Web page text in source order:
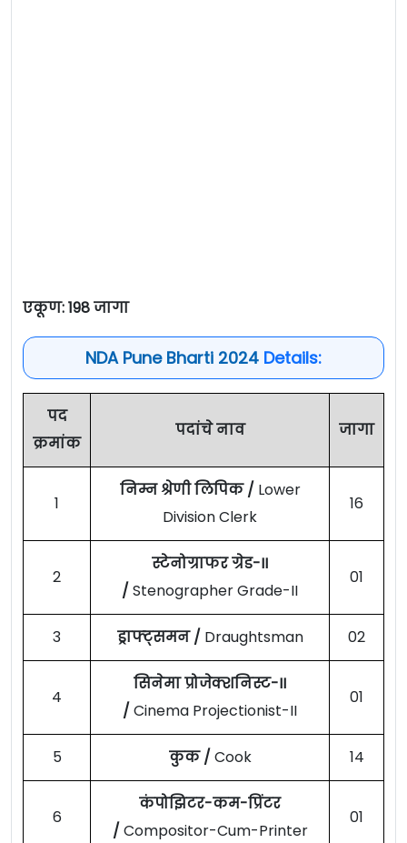
एकूण: 198 जागा
NDA Pune Bharti 2024 Details:
पद
क्रमांक
पदांचे नाव जागा
1
निम्न श्रेणी लिपिक / Lower
Division Clerk
16
2
स्टेनोग्राफर ग्रेड-II
/ Stenographer Grade-II
01
3 ड्राफ्ट्समन / Draughtsman 02
4
सिनेमा प्रोजेक्शनिस्ट-II
/ Cinema Projectionist-II
01
5 कुक / Cook 14
6
कंपोझिटर-कम-प्रिंटर
/ Compositor-Cum-Printer
01